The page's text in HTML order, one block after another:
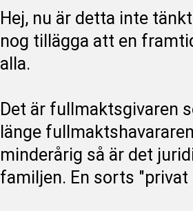
Hej, nu är detta inte
nog tillägga att en
alla.
Det är fullmaktsgivaren
länge
minderårig så är det
familjen. En sorts "privat